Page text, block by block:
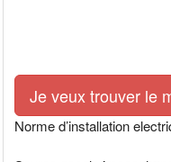
Je veux trouver le
Norme d’installation